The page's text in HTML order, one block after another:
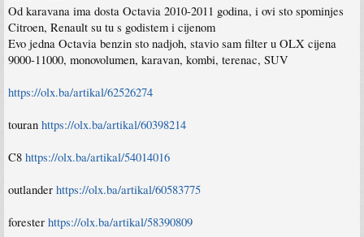
Od karavana ima dosta Octavia 2010-2011 godina, i ovi sto spominjes
Citroen, Renault su tu s godistem i cijenom
Evo jedna Octavia benzin sto nadjoh, stavio sam filter u OLX cijena
9000-11000, monovolumen, karavan, kombi, terenac, SUV
https://olx.ba/artikal/62526274
touran https://olx.ba/artikal/60398214
C8 https://olx.ba/artikal/54014016
outlander https://olx.ba/artikal/60583775
forester https://olx.ba/artikal/58390809